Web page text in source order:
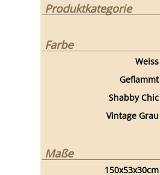
Produktkategorie
Farbe
Weiss
Geflammt
Shabby Chic
Vintage Grau
Maße
150x53x30cm